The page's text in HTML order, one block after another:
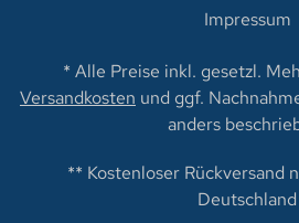
Impressum
* Alle Preise inkl. gesetzl.
Versandkosten und ggf.
anders
** Kostenloser Rückversand
Deutschland